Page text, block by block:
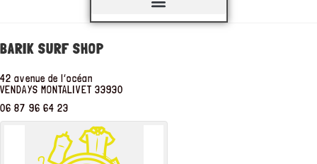
BARIK SURF SHOP
42 avenue de l’océan
VENDAYS MONTALIVET 33930
06 87 96 64 23